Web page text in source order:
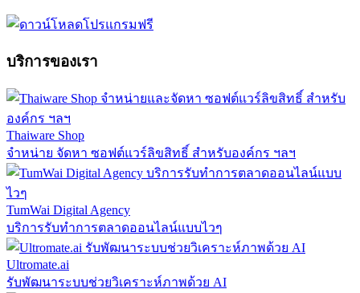
บริการของเรา
Thaiware Shop
จำหน่าย จัดหา ซอฟต์แวร์ลิขสิทธิ์ สำหรับองค์กร ฯลฯ
TumWai Digital Agency
บริการรับทำการตลาดออนไลน์แบบไวๆ
Ultromate.ai
รับพัฒนาระบบช่วยวิเคราะห์ภาพด้วย AI